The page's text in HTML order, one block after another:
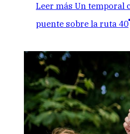
Leer más Un temporal
puente sobre la ruta 40